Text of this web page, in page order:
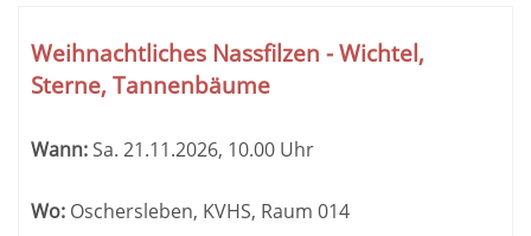
Weihnachtliches Nassfilzen - Wichtel,
Sterne, Tannenbäume
Wann:Sa. 21.11.2026, 10.00 Uhr
Wo: Oschersleben, KVHS, Raum 014